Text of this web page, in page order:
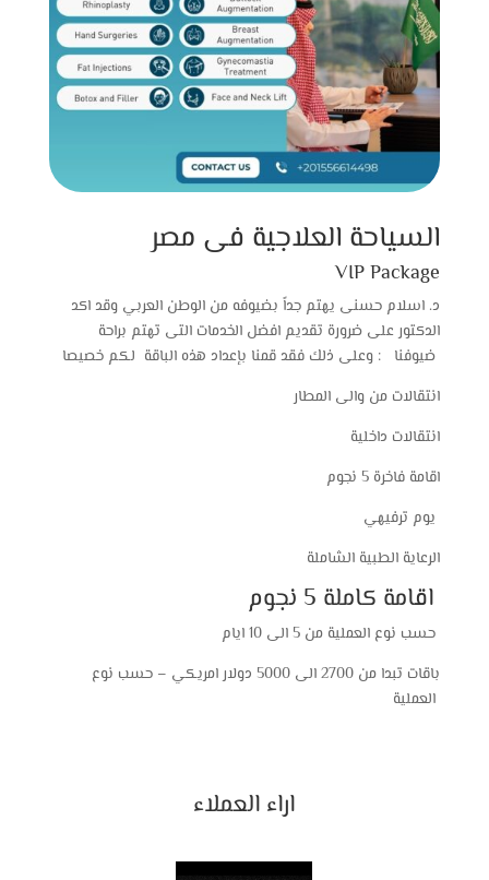
السياحة العلاجية فى مصر
VIP Package
د. اسلام حسنى يهتم جداً بضيوفه من الوطن العربي وقد اكد
الدكتور على ضرورة تقديم افضل الخدمات التى تهتم براحة
انتقالات من والى المطار
انتقالات داخلية
اقامة فاخرة 5 نجوم
الرعاية الطبية الشاملة
باقات تبدا من 2700 الى 5000 دولار امريكي – حسب نوع
اراء العملاء